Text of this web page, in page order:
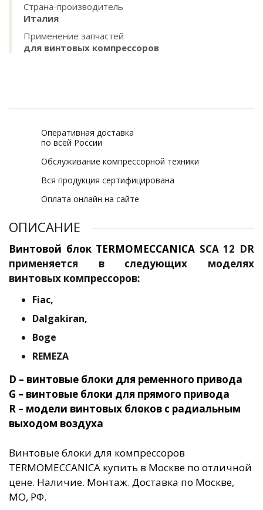
Страна-производитель
Италия
Применение запчастей
для винтовых компрессоров
Оперативная доставка
по всей России
Обслуживание компрессорной техники
Вся продукция сертифицирована
Оплата онлайн на сайте
ОПИСАНИЕ
Винтовой блок TERMOMECCANICA SCA 12 DR
применяется в следующих моделях
винтовых компрессоров:
Fiac,
Dalgakiran,
Boge
REMEZA
D – винтовые блоки для ременного привода
G – винтовые блоки для прямого привода
R – модели винтовых блоков с радиальным
выходом воздуха
Винтовые блоки для компрессоров
TERMOMECCANICA купить в Москве по отличной
цене. Наличие. Монтаж. Доставка по Москве,
МО, РФ.